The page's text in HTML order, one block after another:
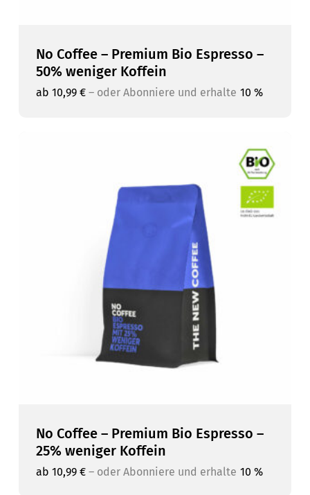
No Coffee – Premium Bio Espresso –
50% weniger Koffein
ab 10,99 € –oder Abonniere und erhalte 10 %
No Coffee – Premium Bio Espresso –
25% weniger Koffein
ab 10,99 € –oder Abonniere und erhalte 10 %